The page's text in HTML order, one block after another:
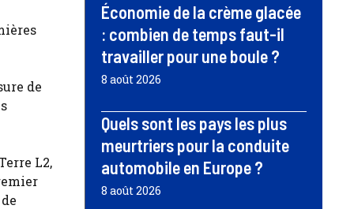
de
L2,
Économie de la crème glacée
: combien de temps faut-il
travailler pour une boule ?
8 août 2026
Quels sont les pays les plus
meurtriers pour la conduite
automobile en Europe ?
8 août 2026